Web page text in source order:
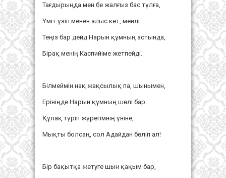
Тағдырыңда мен бе жалғыз бас тұлға,
Үміт үзіп менен алыс кет, мейлі.
Теңіз бар дейд Нарын құмның астында,
Бірақ менің Каспийіме жетпейді.
Білмеймін нақ жақсылық па, шынымен,
Ерініңде Нарын құмның шөлі бар.
Құлақ түріп жүрегімнің үніне,
Мықты болсаң, сол Адайдан бөліп ал!
Бір бақытқа жетуге шын қақым бар,